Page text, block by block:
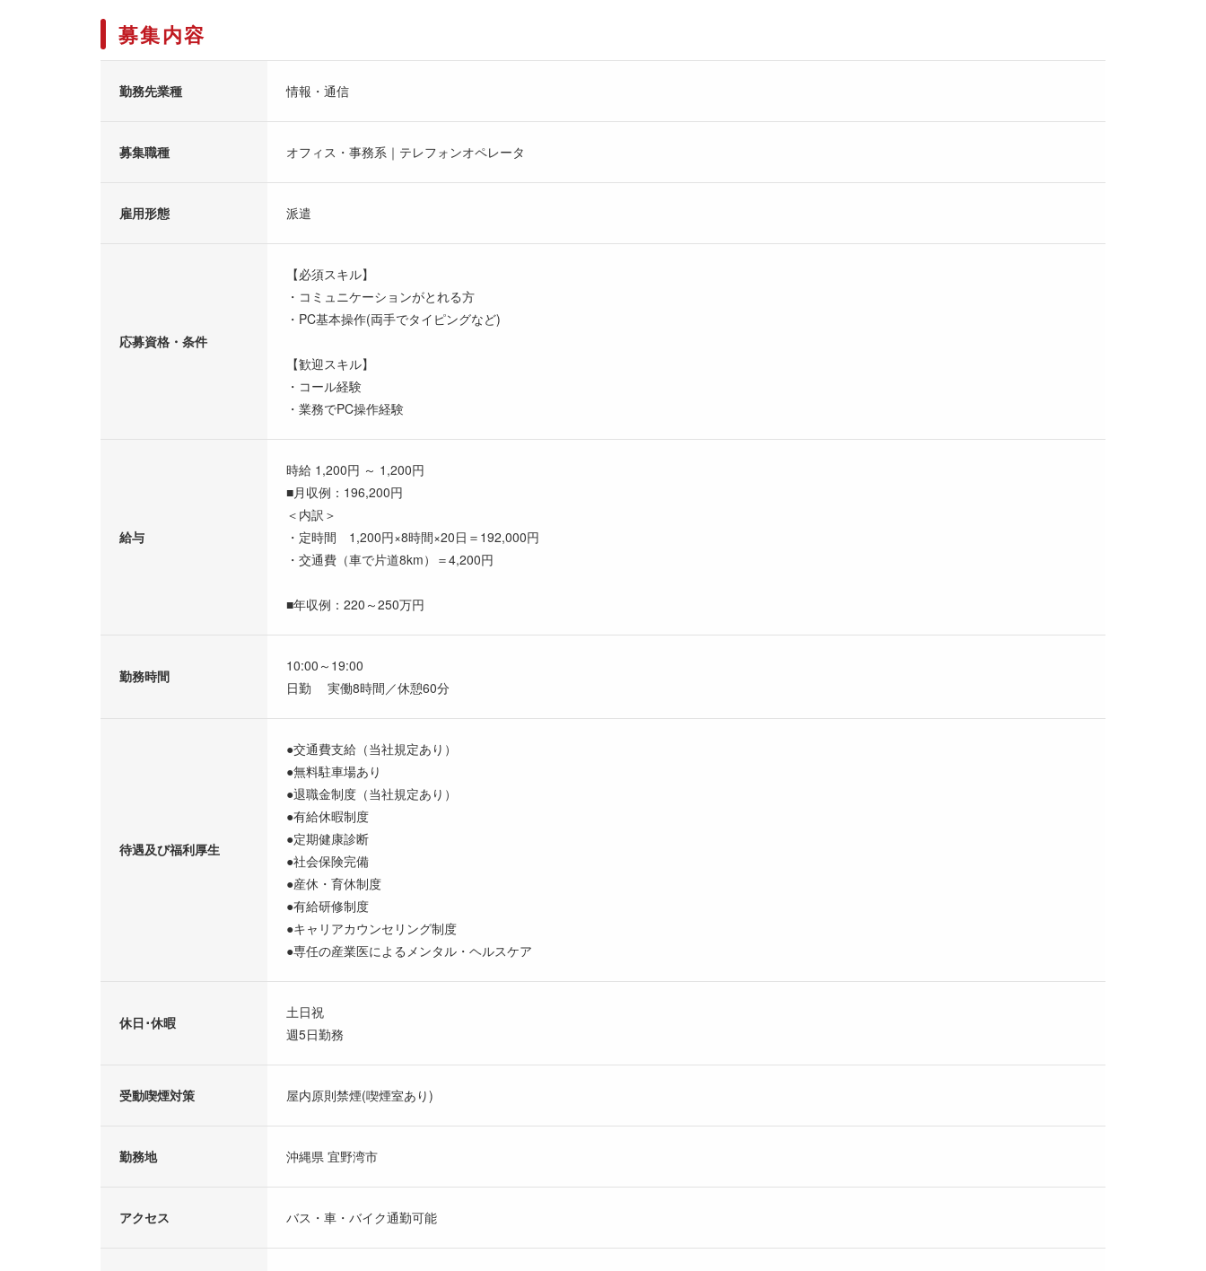
募集内容
勤務先業種 情報・通信
募集職種 オフィス・事務系｜テレフォンオペレータ
雇用形態 派遣
応募資格・条件
【必須スキル】
・コミュニケーションがとれる方
・PC基本操作(両手でタイピングなど)
【歓迎スキル】
・コール経験
・業務でPC操作経験
給与
時給 1,200円 ～ 1,200円
■月収例：196,200円
＜内訳＞
・定時間 1,200円×8時間×20日＝192,000円
・交通費（車で片道8km）＝4,200円
■年収例：220～250万円
勤務時間
10:00～19:00
日勤 実働8時間／休憩60分
待遇及び福利厚生
●交通費支給（当社規定あり）
●無料駐車場あり
●退職金制度（当社規定あり）
●有給休暇制度
●定期健康診断
●社会保険完備
●産休・育休制度
●有給研修制度
●キャリアカウンセリング制度
●専任の産業医によるメンタル・ヘルスケア
休日･休暇
土日祝
週5日勤務
受動喫煙対策 屋内原則禁煙(喫煙室あり)
勤務地 沖縄県 宜野湾市
アクセス バス・車・バイク通勤可能